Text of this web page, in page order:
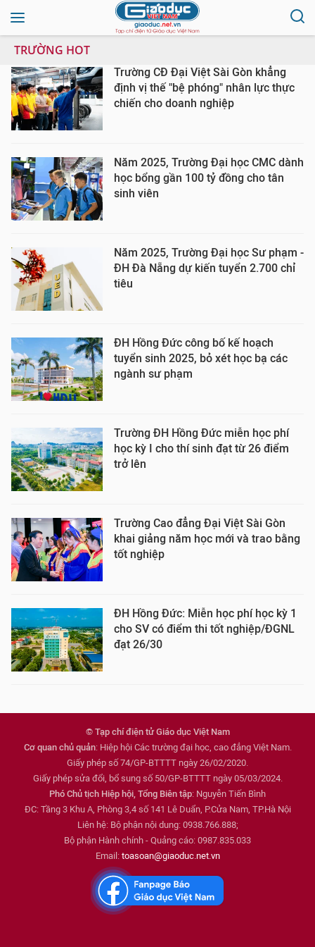
TRƯỜNG HOT
Trường CĐ Đại Việt Sài Gòn khẳng
định vị thế "bệ phóng" nhân lực thực
chiến cho doanh nghiệp
Năm 2025, Trường Đại học CMC dành
học bổng gần 100 tỷ đồng cho tân
sinh viên
Năm 2025, Trường Đại học Sư phạm -
ĐH Đà Nẵng dự kiến tuyển 2.700 chỉ
tiêu
ĐH Hồng Đức công bố kế hoạch
tuyển sinh 2025, bỏ xét học bạ các
ngành sư phạm
Trường ĐH Hồng Đức miễn học phí
học kỳ I cho thí sinh đạt từ 26 điểm
trở lên
Trường Cao đẳng Đại Việt Sài Gòn
khai giảng năm học mới và trao bằng
tốt nghiệp
ĐH Hồng Đức: Miễn học phí học kỳ 1
cho SV có điểm thi tốt nghiệp/ĐGNL
đạt 26/30
© Tạp chí điện tử Giáo dục Việt Nam
Cơ quan chủ quản: Hiệp hội Các trường đại học, cao đẳng Việt Nam.
Giấy phép số 74/GP-BTTTT ngày 26/02/2020.
Giấy phép sửa đổi, bổ sung số 50/GP-BTTTT ngày 05/03/2024.
Phó Chủ tịch Hiệp hội, Tổng Biên tập: Nguyễn Tiến Bình
ĐC: Tầng 3 Khu A, Phòng 3,4 số 141 Lê Duẩn, P.Cửa Nam, TP.Hà Nội
Liên hệ: Bộ phận nội dung: 0938.766.888;
Bộ phận Hành chính - Quảng cáo: 0987.835.033
Email: toasoan@giaoduc.net.vn